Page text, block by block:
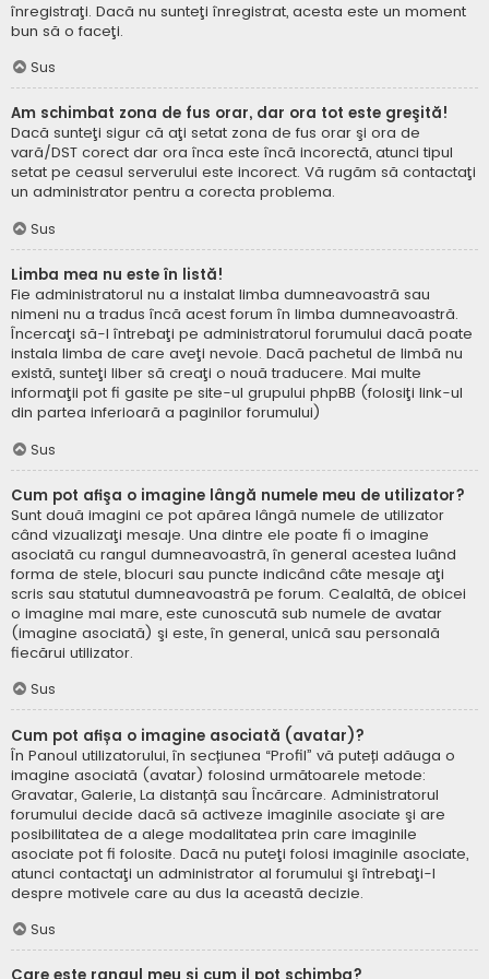
înregistraţi. Dacă nu sunteţi înregistrat, acesta este un moment
bun să o faceţi.
Sus
Am schimbat zona de fus orar, dar ora tot este greşită!
Dacă sunteţi sigur că aţi setat zona de fus orar şi ora de
vară/DST corect dar ora înca este încă incorectă, atunci tipul
setat pe ceasul serverului este incorect. Vă rugăm să contactaţi
un administrator pentru a corecta problema.
Sus
Limba mea nu este în listă!
Fie administratorul nu a instalat limba dumneavoastră sau
nimeni nu a tradus încă acest forum în limba dumneavoastră.
Încercaţi să-l întrebaţi pe administratorul forumului dacă poate
instala limba de care aveţi nevoie. Dacă pachetul de limbă nu
există, sunteţi liber să creaţi o nouă traducere. Mai multe
informaţii pot fi gasite pe site-ul grupului phpBB (folosiţi link-ul
din partea inferioară a paginilor forumului)
Sus
Cum pot afişa o imagine lângă numele meu de utilizator?
Sunt două imagini ce pot apărea lângă numele de utilizator
când vizualizaţi mesaje. Una dintre ele poate fi o imagine
asociată cu rangul dumneavoastră, în general acestea luând
forma de stele, blocuri sau puncte indicând câte mesaje aţi
scris sau statutul dumneavoastră pe forum. Cealaltă, de obicei
o imagine mai mare, este cunoscută sub numele de avatar
(imagine asociată) şi este, în general, unică sau personală
fiecărui utilizator.
Sus
Cum pot afișa o imagine asociată (avatar)?
În Panoul utilizatorului, în secțiunea “Profil” vă puteți adăuga o
imagine asociată (avatar) folosind următoarele metode:
Gravatar, Galerie, La distanță sau Încărcare. Administratorul
forumului decide dacă să activeze imaginile asociate şi are
posibilitatea de a alege modalitatea prin care imaginile
asociate pot fi folosite. Dacă nu puteţi folosi imaginile asociate,
atunci contactaţi un administrator al forumului şi întrebaţi-l
despre motivele care au dus la această decizie.
Sus